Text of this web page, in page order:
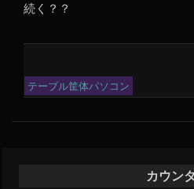
続く？？
テーブル筐体パソコン
カウン